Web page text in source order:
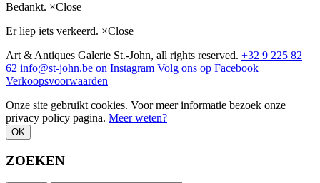
Bedankt. ×Close
Er liep iets verkeerd. ×Close
Art & Antiques Galerie St.-John, all rights reserved. +32 9 225 82
62 info@st-john.be on Instagram Volg ons op Facebook
Verkoopsvoorwaarden
Onze site gebruikt cookies. Voor meer informatie bezoek onze
privacy policy pagina. Meer weten?
OK
ZOEKEN